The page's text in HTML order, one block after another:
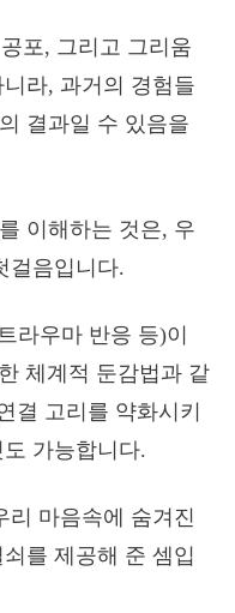
포, 그리고 그리움
라, 과거의 경험들
결과일 수 있음을
이해하는 것은, 우
걸음입니다.
라우마 반응 등)이
체계적 둔감법과 같
결 고리를 약화시키
가능합니다.
리 마음속에 숨겨진
를 제공해 준 셈입